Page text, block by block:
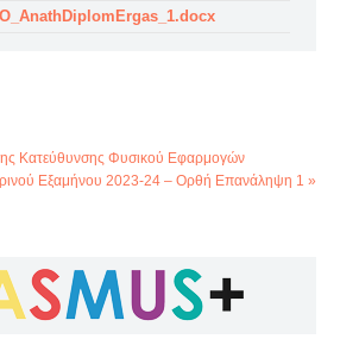
Κατεύθυνσης Φυσικού Εφαρμογών
Εξαμήνου 2023-24 – Ορθή Επανάληψη 1 »